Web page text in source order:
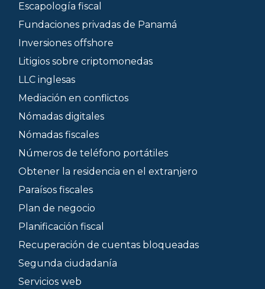
Escapología fiscal
Fundaciones privadas de Panamá
Inversiones offshore
Litigios sobre criptomonedas
LLC inglesas
Mediación en conflictos
Nómadas digitales
Nómadas fiscales
Números de teléfono portátiles
Obtener la residencia en el extranjero
Paraísos fiscales
Plan de negocio
Planificación fiscal
Recuperación de cuentas bloqueadas
Segunda ciudadanía
Servicios web